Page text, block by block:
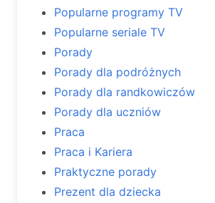
Popularne programy TV
Popularne seriale TV
Porady
Porady dla podróżnych
Porady dla randkowiczów
Porady dla uczniów
Praca
Praca i Kariera
Praktyczne porady
Prezent dla dziecka